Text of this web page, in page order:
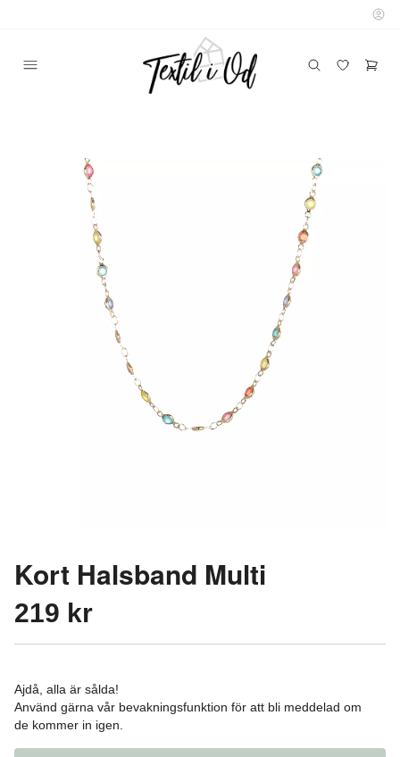
Kort Halsband Multi
219 kr
Ajdå, alla är sålda!
Använd gärna vår bevakningsfunktion för att bli meddelad om
de kommer in igen.